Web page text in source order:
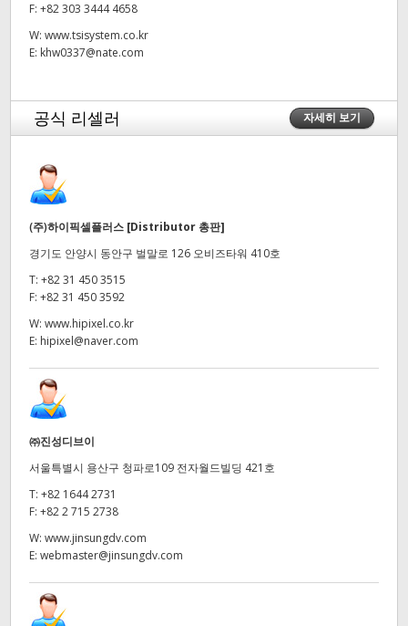
F: +82 303 3444 4658
W: www.tsisystem.co.kr
E: khw0337@nate.com
공식 리셀러 자세히 보기
(주)하이픽셀플러스 [Distributor 총판]
경기도 안양시 동안구 벌말로 126 오비즈타워 410호
T: +82 31 450 3515
F: +82 31 450 3592
W: www.hipixel.co.kr
E: hipixel@naver.com
㈜진성디브이
서울특별시 용산구 청파로109 전자월드빌딩 421호
T: +82 1644 2731
F: +82 2 715 2738
W: www.jinsungdv.com
E: webmaster@jinsungdv.com